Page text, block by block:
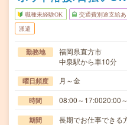
職種未経験OK 交通費別途支給あ
派遣
勤務地
福岡県直方市
中泉駅から車10分
曜日頻度 月～金
時間 08:00～17:0020:00
期間 長期でお仕事できる